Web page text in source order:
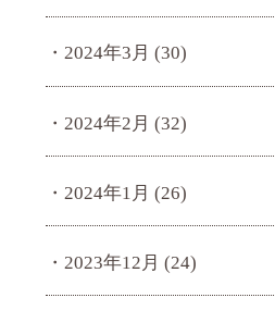
2024年3月 (30)
2024年2月 (32)
2024年1月 (26)
2023年12月 (24)